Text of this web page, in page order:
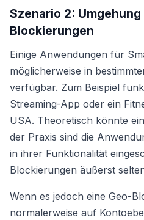
Szenario 2:
Blockierungen
Einige Anwendungen für
möglicherweise in
verfügbar. Zum Beispiel
Streaming-App oder ein
USA. Theoretisch könnte
der Praxis sind die
in ihrer Funktionalität
Blockierungen äußerst
Wenn es jedoch eine Geo-
normalerweise auf